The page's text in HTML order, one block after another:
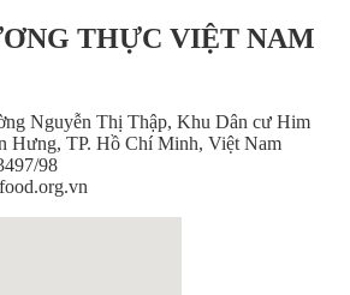
THỰC VIỆT NAM
Nguyễn Thị Thập, Khu Dân cư Him
Hưng, TP. Hồ Chí Minh, Việt Nam
98